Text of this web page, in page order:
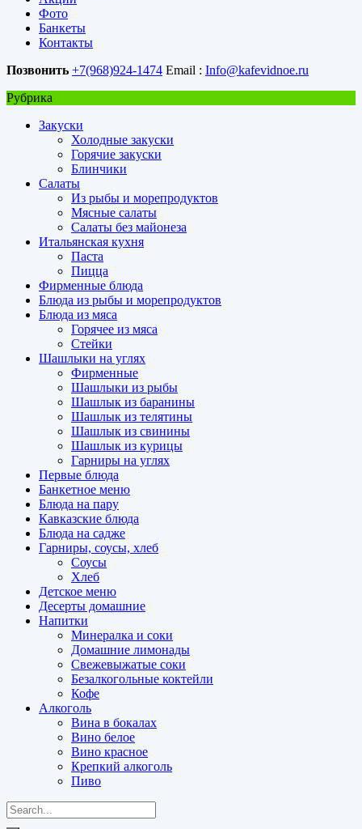
Фото
Банкеты
Контакты
Позвонить +7(968)924-1474 Email : Info@kafevidnoe.ru
Рубрика
Закуски
Холодные закуски
Горячие закуски
Блинчики
Салаты
Из рыбы и морепродуктов
Мясные салаты
Салаты без майонеза
Итальянская кухня
Паста
Пицца
Фирменные блюда
Блюда из рыбы и морепродуктов
Блюда из мяса
Горячее из мяса
Стейки
Шашлыки на углях
Фирменные
Шашлыки из рыбы
Шашлык из баранины
Шашлык из телятины
Шашлык из свинины
Шашлык из курицы
Гарниры на углях
Первые блюда
Банкетное меню
Блюда на пару
Кавказские блюда
Блюда на садже
Гарниры, соусы, хлеб
Соусы
Хлеб
Детское меню
Десерты домашние
Напитки
Минералка и соки
Домашние лимонады
Свежевыжатые соки
Безалкогольные коктейли
Кофе
Алкоголь
Вина в бокалах
Вино белое
Вино красное
Крепкий алкоголь
Пиво